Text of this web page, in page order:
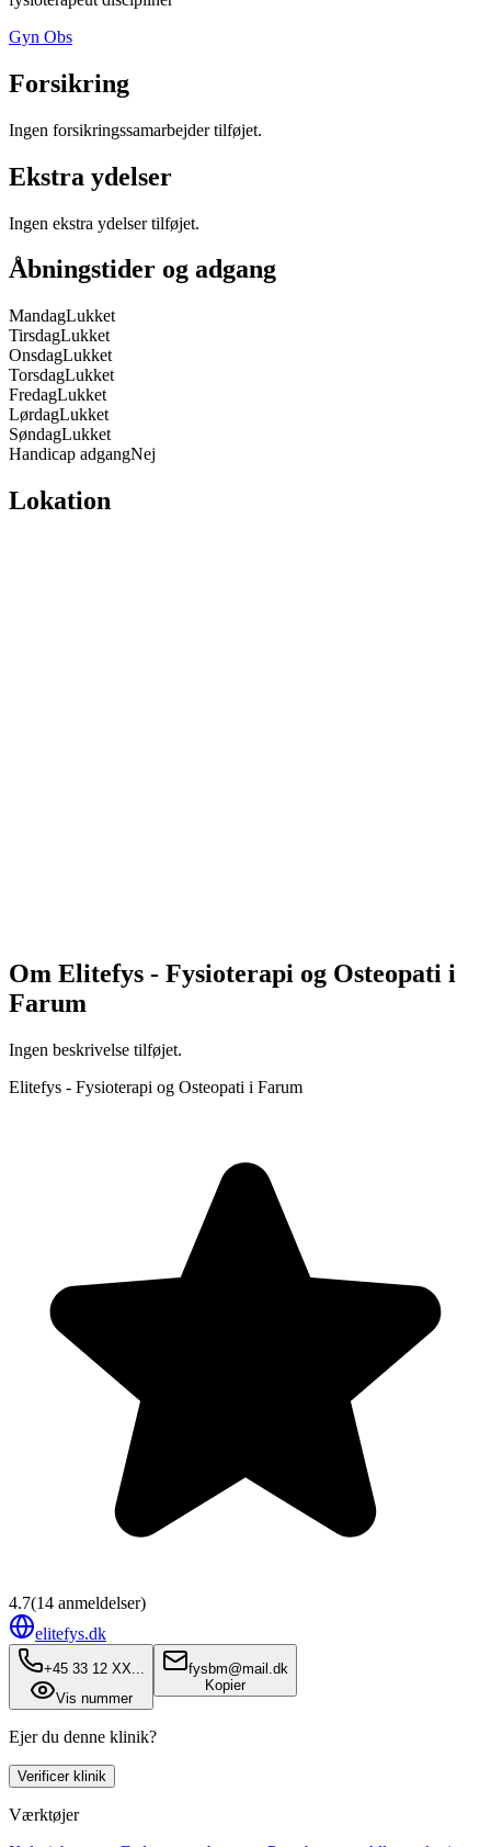
Gyn Obs
Forsikring
Ingen forsikringssamarbejder tilføjet.
Ekstra ydelser
Ingen ekstra ydelser tilføjet.
Åbningstider og adgang
MandagLukket
TirsdagLukket
OnsdagLukket
TorsdagLukket
FredagLukket
LørdagLukket
SøndagLukket
Handicap adgangNej
Lokation
Om Elitefys - Fysioterapi og Osteopati i
Farum
Ingen beskrivelse tilføjet.
Elitefys - Fysioterapi og Osteopati i Farum
4.7(14 anmeldelser)
elitefys.dk
+45 33 12 XX...
Vis nummer
fysbm@mail.dk
Kopier
Ejer du denne klinik?
Verificer klinik
Værktøjer